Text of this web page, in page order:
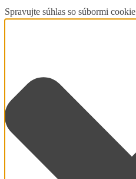
Spravujte súhlas so súbormi cookie